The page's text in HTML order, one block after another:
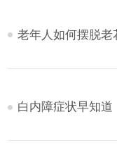
老年人如何摆脱老
白内障症状早知